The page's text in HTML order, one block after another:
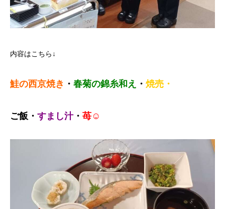
内容はこちら↓
鮭の西京焼き ・ 春菊の錦糸和え ・ 焼売・
ご飯・ すまし汁・ 苺☺